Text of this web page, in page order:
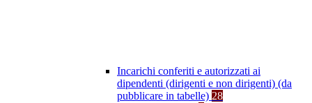
Incarichi conferiti e autorizzati ai
dipendenti (dirigenti e non dirigenti) (da
pubblicare in tabelle) 28